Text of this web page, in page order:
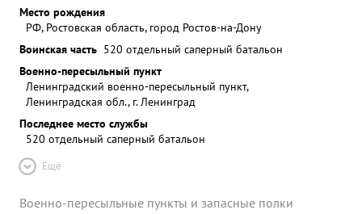
Место рождения
РФ, Ростовская область, город Ростов-на-Дону
Воинская часть 520 отдельный саперный батальон
Военно-пересыльный пункт
Ленинградский военно-пересыльный пункт,
Ленинградская обл., г. Ленинград
Последнее место службы
520 отдельный саперный батальон
Ещё
Военно-пересыльные пункты и запасные полки